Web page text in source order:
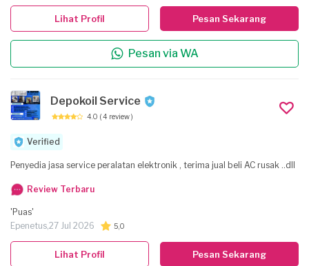
Pesan Sekarang
Pesan via WA
Lihat Profil
Depokoil Service
4.0 ( 4 review )
Verified
Penyedia jasa service peralatan elektronik , terima jual beli AC rusak ..dll
Review Terbaru
'Puas'
Epenetus,27 Jul 2026 5,0
Pesan Sekarang
Lihat Profil